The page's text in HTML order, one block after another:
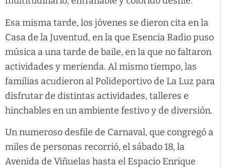
Esa misma tarde, los jóvenes se dieron cita en la
Casa de la Juventud, en la que Esencia Radio puso
música a una tarde de baile, en la que no faltaron
actividades y merienda. Al mismo tiempo, las
familias acudieron al Polideportivo de La Luz para
disfrutar de distintas actividades, talleres e
hinchables en un ambiente festivo y de diversión.
Un numeroso desfile de Carnaval, que congregó a
miles de personas recorrió, el sábado 18, la
Avenida de Viñuelas hasta el Espacio Enrique